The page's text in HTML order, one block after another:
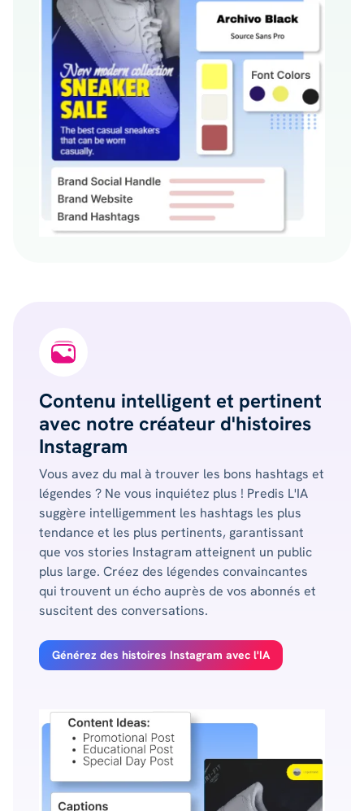
Contenu intelligent et pertinent
avec notre créateur d'histoires
Instagram
Vous avez du mal à trouver les bons hashtags et
légendes ? Ne vous inquiétez plus ! Predis L'IA
suggère intelligemment les hashtags les plus
tendance et les plus pertinents, garantissant
que vos stories Instagram atteignent un public
plus large. Créez des légendes convaincantes
qui trouvent un écho auprès de vos abonnés et
suscitent des conversations.
Générez des histoires Instagram avec l'IA